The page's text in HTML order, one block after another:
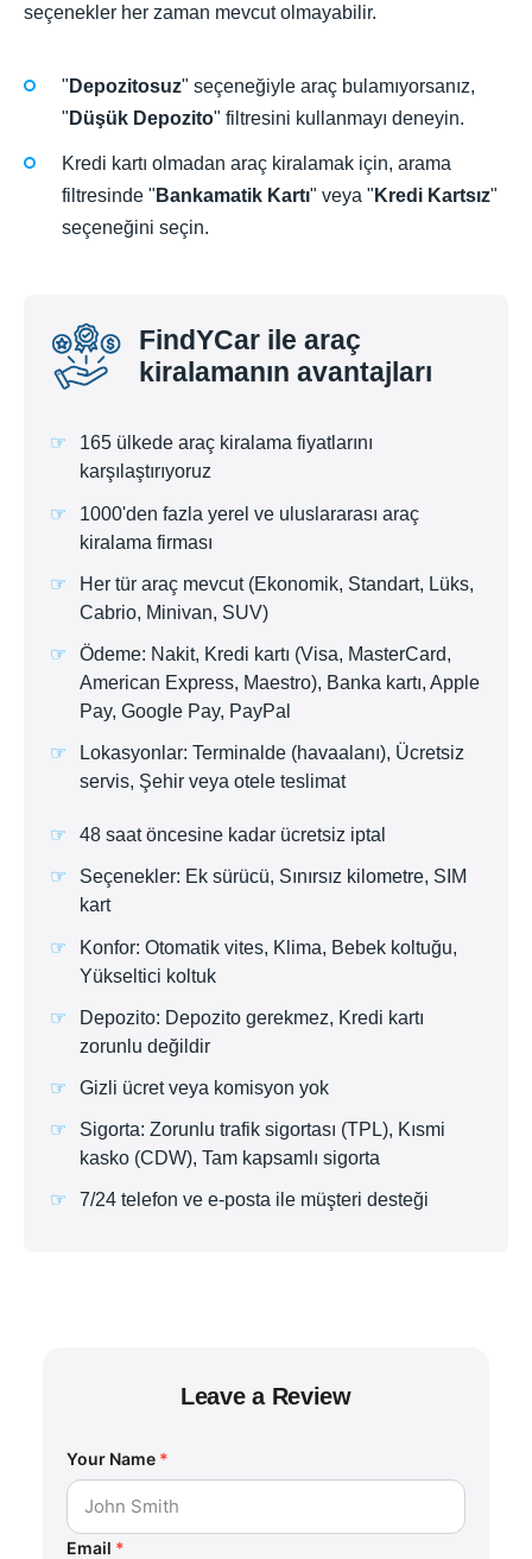
seçenekler her zaman mevcut olmayabilir.
" Depozitosuz" seçeneğiyle araç bulamıyorsanız,
" Düşük Depozito" filtresini kullanmayı deneyin.
Kredi kartı olmadan araç kiralamak için, arama
filtresinde " Bankamatik Kartı" veya " Kredi Kartsız"
seçeneğini seçin.
FindYCar ile araç
kiralamanın avantajları
165 ülkede araç kiralama fiyatlarını
karşılaştırıyoruz
1000'den fazla yerel ve uluslararası araç
kiralama firması
Her tür araç mevcut (Ekonomik, Standart, Lüks,
Cabrio, Minivan, SUV)
Ödeme: Nakit, Kredi kartı (Visa, MasterCard,
American Express, Maestro), Banka kartı, Apple
Pay, Google Pay, PayPal
Lokasyonlar: Terminalde (havaalanı), Ücretsiz
servis, Şehir veya otele teslimat
48 saat öncesine kadar ücretsiz iptal
Seçenekler: Ek sürücü, Sınırsız kilometre, SIM
kart
Konfor: Otomatik vites, Klima, Bebek koltuğu,
Yükseltici koltuk
Depozito: Depozito gerekmez, Kredi kartı
zorunlu değildir
Gizli ücret veya komisyon yok
Sigorta: Zorunlu trafik sigortası (TPL), Kısmi
kasko (CDW), Tam kapsamlı sigorta
7/24 telefon ve e-posta ile müşteri desteği
Leave a Review
Your Name *
Email *